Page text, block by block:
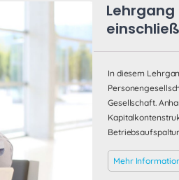
In diesem
Gesellschaft.
Mehr